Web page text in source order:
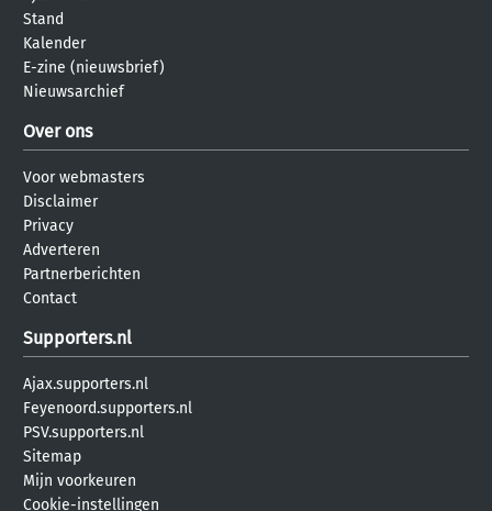
Stand
Kalender
E-zine (nieuwsbrief)
Nieuwsarchief
Over ons
Voor webmasters
Disclaimer
Privacy
Adverteren
Partnerberichten
Contact
Supporters.nl
Ajax.supporters.nl
Feyenoord.supporters.nl
PSV.supporters.nl
Sitemap
Mijn voorkeuren
Cookie-instellingen